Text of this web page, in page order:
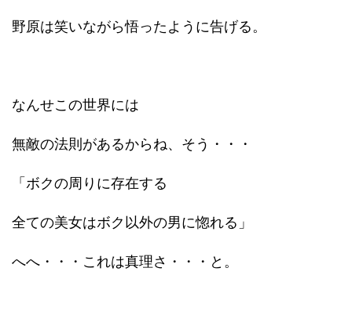
野原は笑いながら悟ったように告げる。
なんせこの世界には
無敵の法則があるからね、そう・・・
「ボクの周りに存在する
全ての美女はボク以外の男に惚れる」
へへ・・・これは真理さ・・・と。